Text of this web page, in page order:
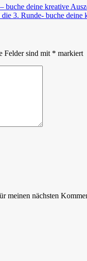
buche deine kreative
3. Runde- buche
Felder sind mit * markiert
meinen nächsten